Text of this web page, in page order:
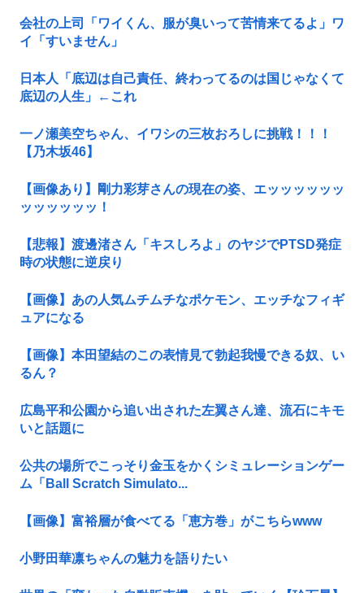
会社の上司「ワイくん、服が臭いって苦情来てるよ」ワ
イ「すいません」
日本人「底辺は自己責任、終わってるのは国じゃなくて
底辺の人生」←これ
一ノ瀬美空ちゃん、イワシの三枚おろしに挑戦！！！
【乃木坂46】
【画像あり】剛力彩芽さんの現在の姿、エッッッッッッ
ッッッッッッ！
【悲報】渡邊渚さん「キスしろよ」のヤジでPTSD発症
時の状態に逆戻り
【画像】あの人気ムチムチなポケモン、エッチなフィギ
ュアになる
【画像】本田望結のこの表情見て勃起我慢できる奴、い
るん？
広島平和公園から追い出された左翼さん達、流石にキモ
いと話題に
公共の場所でこっそり金玉をかくシミュレーションゲー
ム「Ball Scratch Simulato...
【画像】富裕層が食べてる「恵方巻」がこちらwww
小野田華凛ちゃんの魅力を語りたい